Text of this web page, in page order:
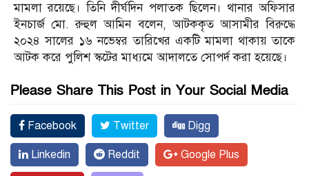
মামলা রয়েছে। তিনি দীর্ঘদিন পলাতক ছিলেন। থানার অফিসার
ইনচার্জ মো. রুহুল আমিন বলেন, আটককৃত আসামীর বিরুদ্ধে
২০২৪ সালের ১৬ নভেম্বর তারিখের একটি মামলা থাকায় তাকে
আটক করে পুলিশ স্কটের মাধ্যমে আদালতে সোপর্দ করা হয়েছে।
Please Share This Post in Your Social Media
Facebook Twitter Digg
Linkedin Reddit Google Plus